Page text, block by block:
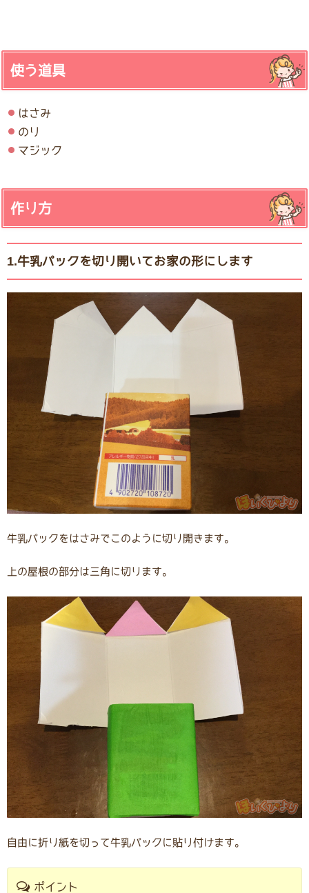
使う道具
はさみ
のり
マジック
作り方
1.牛乳パックを切り開いてお家の形にします
牛乳パックをはさみでこのように切り開きます。
上の屋根の部分は三角に切ります。
自由に折り紙を切って牛乳パックに貼り付けます。
ポイント